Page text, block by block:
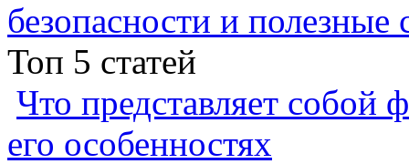
безопасности и полезные
Топ 5 статей
Что представляет собой
его особенностях